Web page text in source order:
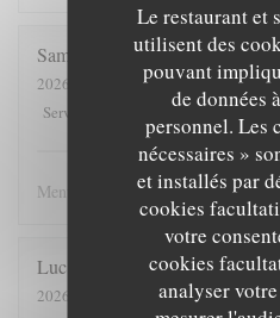
Le restaurant et
utilisent des
pouvant
de données
personnel. Les
nécessaires »
et installés par
cookies
votre
cookies
analyser
Samuel
2026-08-04
- 19:00 - Couverts 2
Service
Ambiance :4/5 Cuisine
Menu exelent, aliments de qualité
Luc et FrancineM
2026-08-03
- 19:00 - Couverts 10